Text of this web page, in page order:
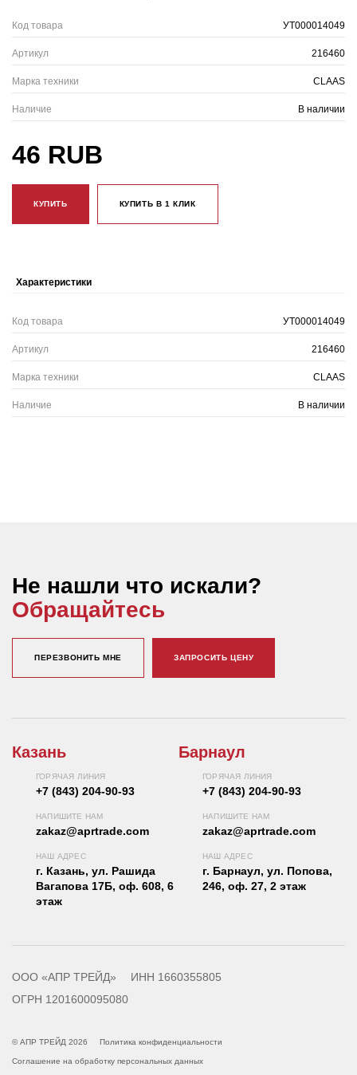
Код товара УТ000014049
Артикул 216460
Марка техники CLAAS
Наличие В наличии
46 RUB
КУПИТЬ КУПИТЬ В 1 КЛИК
Характеристики
Код товара УТ000014049
Артикул 216460
Марка техники CLAAS
Наличие В наличии
Не нашли что искали?
Обращайтесь
ПЕРЕЗВОНИТЬ МНЕ ЗАПРОСИТЬ ЦЕНУ
Казань
ГОРЯЧАЯ ЛИНИЯ
+7 (843) 204-90-93
НАПИШИТЕ НАМ
zakaz@aprtrade.com
НАШ АДРЕС
г. Казань, ул. Рашида
Вагапова 17Б, оф. 608, 6
этаж
Барнаул
ГОРЯЧАЯ ЛИНИЯ
+7 (843) 204-90-93
НАПИШИТЕ НАМ
zakaz@aprtrade.com
НАШ АДРЕС
г. Барнаул, ул. Попова,
246, оф. 27, 2 этаж
ООО «АПР ТРЕЙД»
ИНН 1660355805
ОГРН 1201600095080
© АПР ТРЕЙД 2026 Политика конфиденциальности
Соглашение на обработку персональных данных